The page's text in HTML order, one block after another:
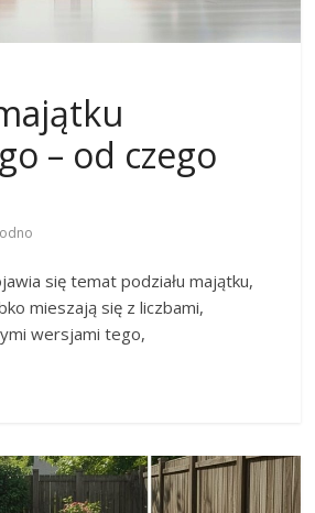
– od czego
się temat podziału majątku,
mieszają się z liczbami,
wersjami tego,